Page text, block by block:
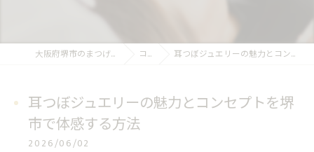
大阪府堺市のまつげパーマならSea pear コラム 耳つぼジュエリーの魅力とコンセプトを堺市で体感する方法
耳つぼジュエリーの魅力とコンセプトを堺
市で体感する方法
2026/06/02